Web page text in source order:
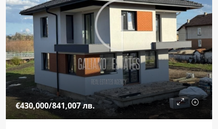
€430,000/841,007 лв.